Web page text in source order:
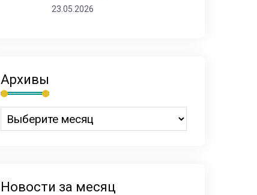
23.05.2026
Архивы
Новости за месяц